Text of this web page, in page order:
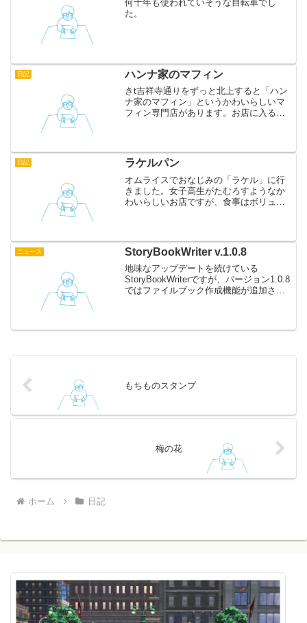
何十年も使われていそうな自転車でし
た。
日記 ハンナ家のマフィン
きt吉祥寺通りをずっと北上すると「ハン
ナ家のマフィン」というかわいらしいマ
フィン専門店があります。お店に入ると
が、しっとり甘くて絶妙...
日記 ラケルパン
オムライスでおなじみの「ラケル」に行
きました。女子高生がたむろすようなか
わいらしいお店ですが、食事はボリュー
ぷりしみこんだふんわり柔...
ニュース StoryBookWriter v.1.0.8
地味なアップデートを続けている
StoryBookWriterですが、バージョン1.0.8
ではファイルブック作成機能が追加され
真を...
もちものスタンプ
梅の花
ホーム 日記